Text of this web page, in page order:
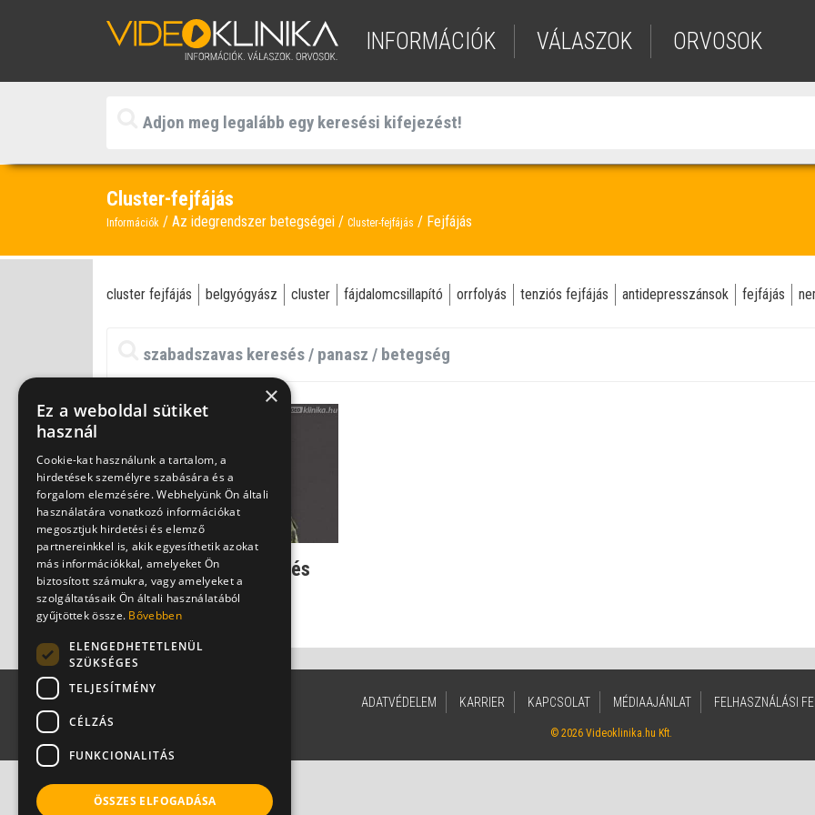
INFORMÁCIÓK VÁLASZOK ORVOSOK
Cluster-fejfájás
Információk Az idegrendszer betegségei Cluster-fejfájás Fejfájás
cluster fejfájás belgyógyász cluster fájdalomcsillapító orrfolyás tenziós fejfájás antidepresszánsok fejfájás
Ilyen a cluster fejfájás és
ilyen a terápiája
Dr. Bodnár Eszter
ADATVÉDELEM KARRIER KAPCSOLAT MÉDIAAJÁNLAT FELHASZNÁLÁSI
© 2026 Videoklinika.hu Kft.
×
Ez a weboldal sütiket
használ
Cookie-kat használunk a tartalom, a
hirdetések személyre szabására és a
forgalom elemzésére. Webhelyünk Ön általi
használatára vonatkozó információkat
megosztjuk hirdetési és elemző
partnereinkkel is, akik egyesíthetik azokat
más információkkal, amelyeket Ön
biztosított számukra, vagy amelyeket a
szolgáltatásaik Ön általi használatából
gyűjtöttek össze. Bővebben
ELENGEDHETETLENÜL
SZÜKSÉGES
TELJESÍTMÉNY
CÉLZÁS
FUNKCIONALITÁS
ÖSSZES ELFOGADÁSA